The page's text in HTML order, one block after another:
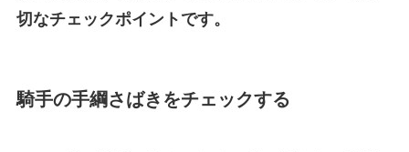
切なチェックポイントです。
騎手の手綱さばきをチェックする